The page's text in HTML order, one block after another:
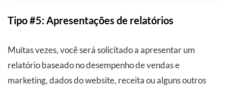
Tipo #5: Apresentações de relatórios
Muitas vezes, você será solicitado a apresentar um
relatório baseado no desempenho de vendas e
marketing, dados do website, receita ou alguns outros